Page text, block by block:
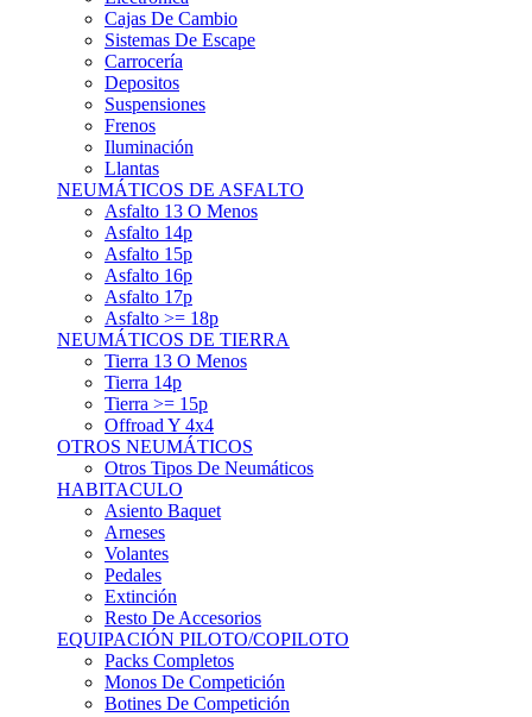
Cajas De Cambio
Sistemas De Escape
Carrocería
Depositos
Suspensiones
Frenos
Iluminación
Llantas
NEUMÁTICOS DE ASFALTO
Asfalto 13 O Menos
Asfalto 14p
Asfalto 15p
Asfalto 16p
Asfalto 17p
Asfalto >= 18p
NEUMÁTICOS DE TIERRA
Tierra 13 O Menos
Tierra 14p
Tierra >= 15p
Offroad Y 4x4
OTROS NEUMÁTICOS
Otros Tipos De Neumáticos
HABITACULO
Asiento Baquet
Arneses
Volantes
Pedales
Extinción
Resto De Accesorios
EQUIPACIÓN PILOTO/COPILOTO
Packs Completos
Monos De Competición
Botines De Competición